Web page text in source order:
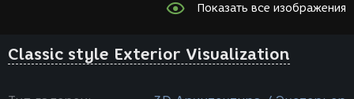
Показать все изображения
Classic style Exterior Visualization